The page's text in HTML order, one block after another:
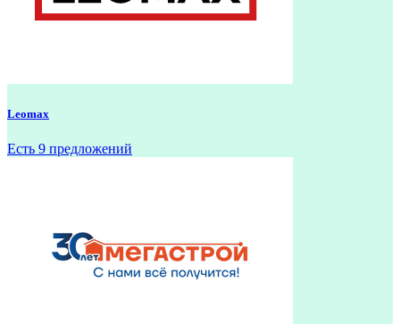
Leomax
Есть 9 предложений